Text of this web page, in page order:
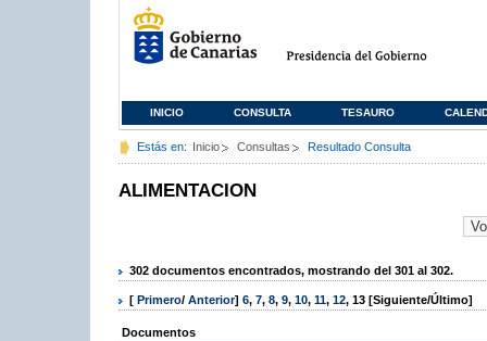
INICIO CONSULTA TESAURO
Estás en: Inicio Consultas Resultado Consulta
ALIMENTACION
302 documentos encontrados, mostrando del 301 al 302.
[ Primero/ Anterior] 6, 7, 8, 9, 10, 11, 12, 13 [Siguiente/Último]
Documentos